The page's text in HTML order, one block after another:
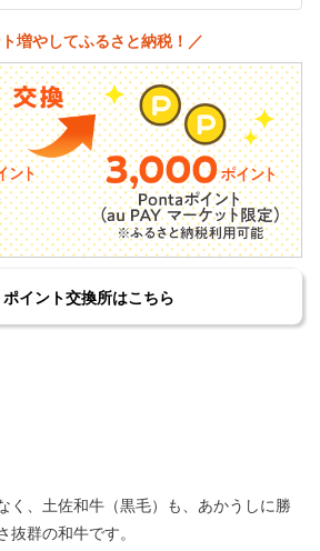
増やしてふるさと納税！／
ポイント交換所はこちら
く、土佐和牛（黒毛）も、あかうしに勝
抜群の和牛です。